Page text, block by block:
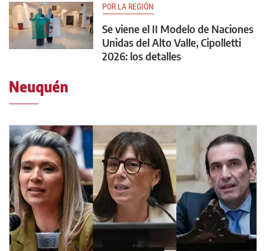
POR LA REGIÓN
Se viene el II Modelo de Naciones
Unidas del Alto Valle, Cipolletti
2026: los detalles
Neuquén